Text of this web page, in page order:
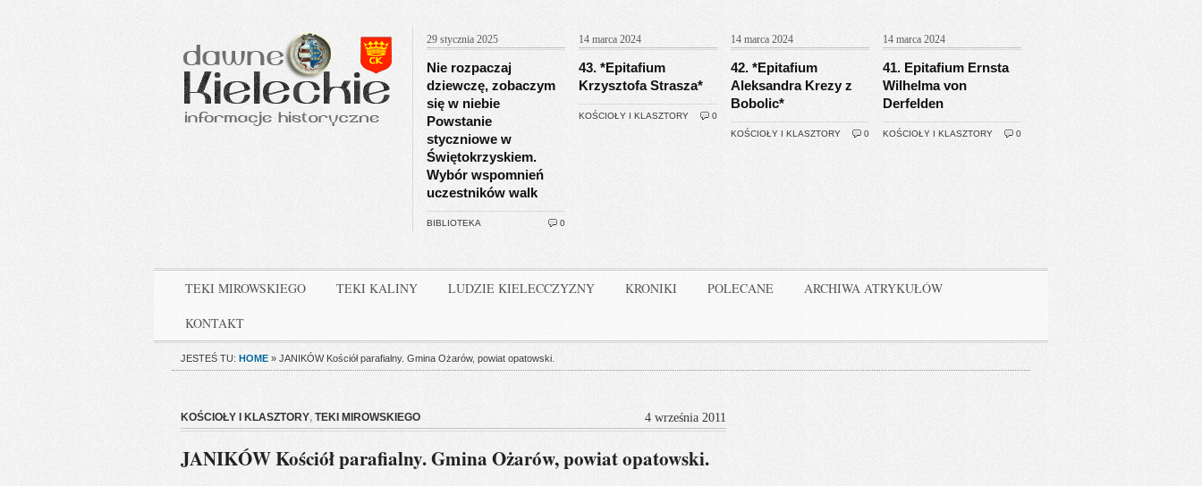
29 stycznia 2025
Nie rozpaczaj
dziewczę, zobaczym
się w niebie
Powstanie
styczniowe w
Świętokrzyskiem.
Wybór wspomnień
uczestników walk
BIBLIOTEKA 0
14 marca 2024
43. *Epitafium
Krzysztofa Strasza*
KOŚCIOŁY I KLASZTORY 0
14 marca 2024
42. *Epitafium
Aleksandra Krezy z
Bobolic*
KOŚCIOŁY I KLASZTORY 0
14 marca 2024
41. Epitafium Ernsta
Wilhelma von
Derfelden
KOŚCIOŁY I KLASZTORY 0
TEKI MIROWSKIEGO TEKI KALINY LUDZIE KIELECCZYZNY KRONIKI POLECANE ARCHIWA ATRYKUŁÓW
KONTAKT
JESTEŚ TU: HOME » JANIKÓW Kościół parafialny. Gmina Ożarów, powiat opatowski.
KOŚCIOŁY I KLASZTORY, TEKI MIROWSKIEGO 4 września 2011
JANIKÓW Kościół parafialny. Gmina Ożarów, powiat opatowski.